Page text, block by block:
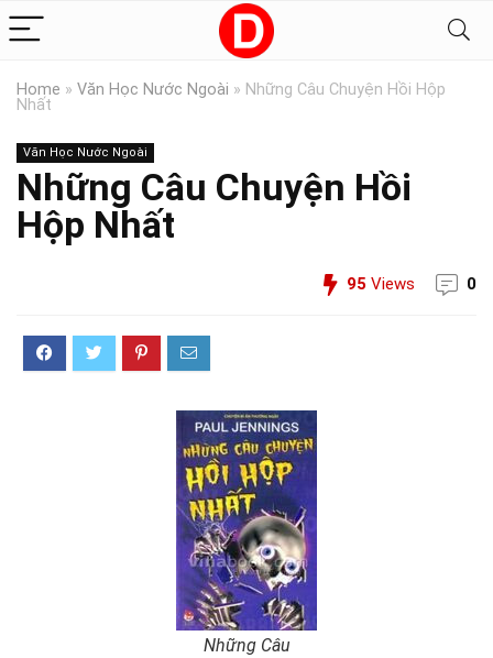
Home » Văn Học Nước Ngoài » Những Câu Chuyện Hồi Hộp
Nhất
Văn Học Nước Ngoài
Những Câu Chuyện Hồi
Hộp Nhất
95 Views 0
Những Câu